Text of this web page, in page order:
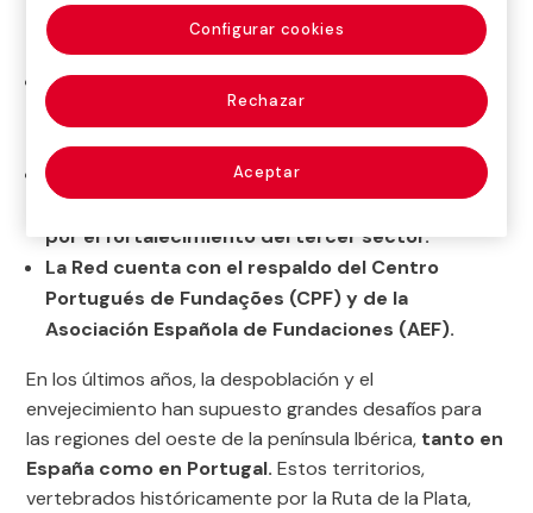
Red Ibérica Fundación MAPFRE apoyará a
fundaciones privadas independientes a
potenciar su actividad local.
Con esta iniciativa, la Fundación reafirma su
compromiso con el desarrollo social, apostando
por el fortalecimiento del tercer sector.
La Red cuenta con el respaldo del Centro
Portugués de Fundações (CPF) y de la
Asociación Española de Fundaciones (AEF).
En los últimos años, la despoblación y el
envejecimiento han supuesto grandes desafíos para
las regiones del oeste de la península Ibérica, tanto en
España como en Portugal. Estos territorios,
vertebrados históricamente por la Ruta de la Plata,
Rechazar
Aceptar
Configurar cookies